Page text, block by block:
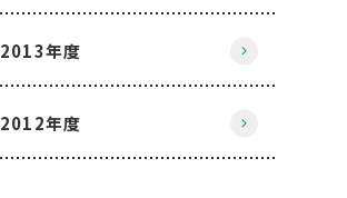
2013年度
2012年度